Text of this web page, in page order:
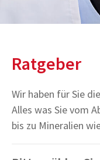
Ratgeber
Wir haben für Sie
Alles was Sie vom
bis zu Mineralien